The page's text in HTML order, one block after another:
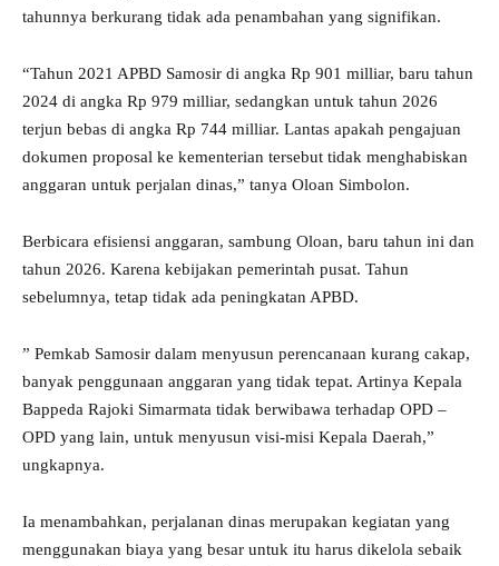
tahunnya berkurang tidak ada penambahan yang signifikan.
“Tahun 2021 APBD Samosir di angka Rp 901 milliar, baru tahun
2024 di angka Rp 979 milliar, sedangkan untuk tahun 2026
terjun bebas di angka Rp 744 milliar. Lantas apakah pengajuan
dokumen proposal ke kementerian tersebut tidak menghabiskan
anggaran untuk perjalan dinas,” tanya Oloan Simbolon.
Berbicara efisiensi anggaran, sambung Oloan, baru tahun ini dan
tahun 2026. Karena kebijakan pemerintah pusat. Tahun
sebelumnya, tetap tidak ada peningkatan APBD.
” Pemkab Samosir dalam menyusun perencanaan kurang cakap,
banyak penggunaan anggaran yang tidak tepat. Artinya Kepala
Bappeda Rajoki Simarmata tidak berwibawa terhadap OPD –
OPD yang lain, untuk menyusun visi-misi Kepala Daerah,”
ungkapnya.
Ia menambahkan, perjalanan dinas merupakan kegiatan yang
menggunakan biaya yang besar untuk itu harus dikelola sebaik